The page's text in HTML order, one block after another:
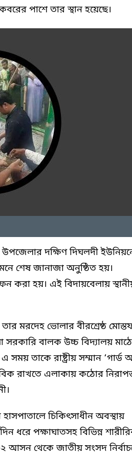
পাশে তার স্থান হয়েছে।
দক্ষিণ দিঘলদী
শেষ জানাজা অনুষ্ঠিত হয়।
করা হয়। এই বিদায়বেলায়
মরদেহ ভোলার বীরশ্রেষ্ঠ
সরকারি বালক উচ্চ বিদ্যালয় মাঠে
তাকে রাষ্ট্রীয় সম্মান ‘গার্ড
রাখতে এলাকায় কঠোর
চিকিৎসাধীন অবস্থায়
ধরে পক্ষাঘাতসহ বিভিন্ন
আসন থেকে জাতীয় সংসদ